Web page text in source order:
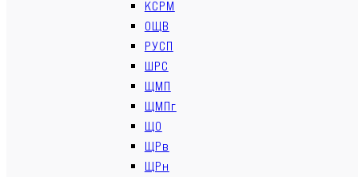
КСРМ
ОЩВ
РУСП
ШРС
ЩМП
ЩМПг
ЩО
ЩРв
ЩРн